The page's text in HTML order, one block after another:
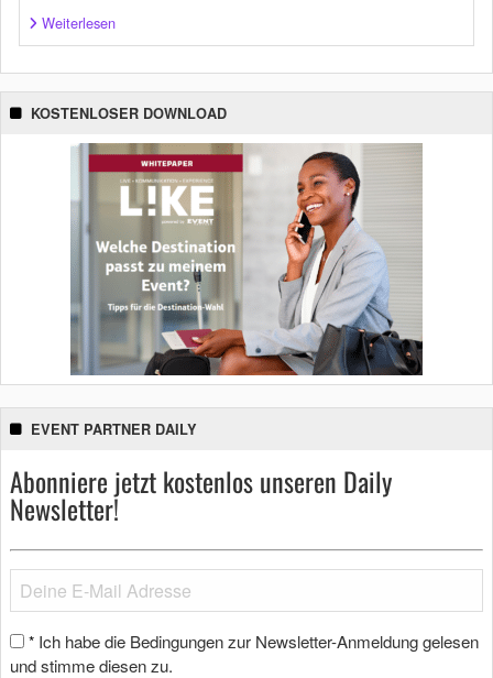
Weiterlesen
KOSTENLOSER DOWNLOAD
EVENT PARTNER DAILY
Abonniere jetzt kostenlos unseren Daily
Newsletter!
* Ich habe die Bedingungen zur Newsletter-Anmeldung gelesen
und stimme diesen zu.